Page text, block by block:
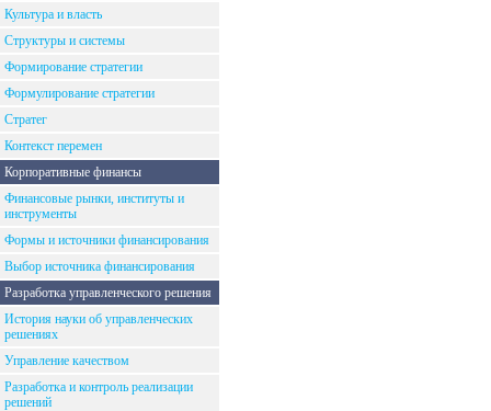
Культура и власть
Структуры и системы
Формирование стратегии
Формулирование стратегии
Стратег
Контекст перемен
Корпоративные финансы
Финансовые рынки, институты и
инструменты
Формы и источники финансирования
Выбор источника финансирования
Разработка управленческого решения
История науки об управленческих
решениях
Управление качеством
Разработка и контроль реализации
решений